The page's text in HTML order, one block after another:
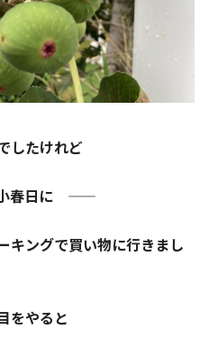
したけれど
小春日に ――
キングで買い物に行きまし
をやると